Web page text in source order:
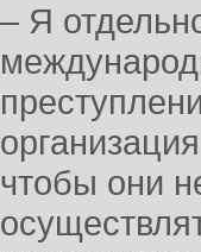
– Я
чтобы они